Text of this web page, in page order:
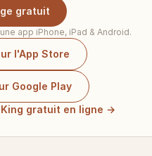
gratuit
app iPhone, iPad & Android.
l'App Store
Google Play
gratuit en ligne →